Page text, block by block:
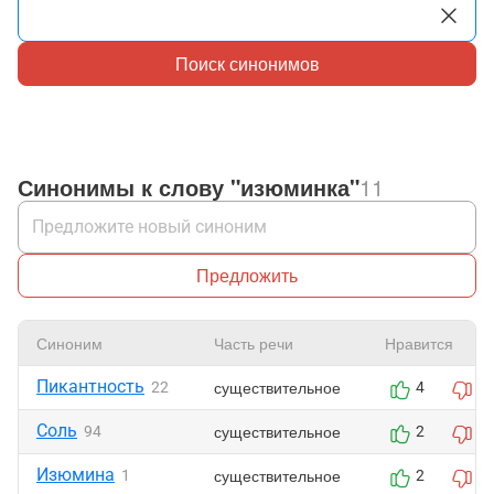
Поиск синонимов
Синонимы к слову "изюминка"11
Предложить
Синоним Часть речи Нравится
Пикантность 22 существительное 4
Соль 94 существительное 2
Изюмина 1 существительное 2